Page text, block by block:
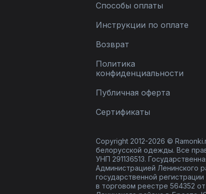
Способы оплаты
Инструкции по оплате
Возврат
Политика
конфиденциальности
Публичная оферта
Сертификаты
Copyright 2012-2026 ©
белорусской одежды. Все
УНП 291136513.
Администрацией Ленинского
государственной
в торговом реестре 564352